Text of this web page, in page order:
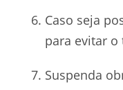
Caso seja
para evitar
Suspenda